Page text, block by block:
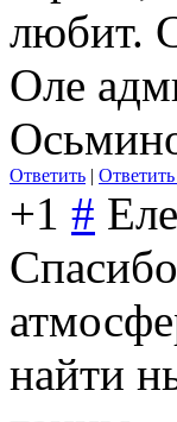
любит.
Оле
Ответить |
+1 #
найти